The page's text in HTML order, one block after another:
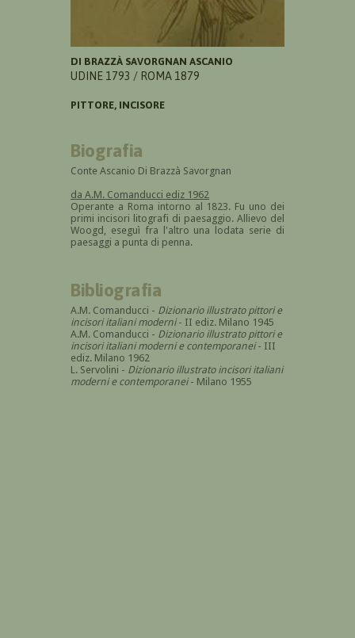
DI BRAZZÀ SAVORGNAN ASCANIO
UDINE 1793 / ROMA 1879
PITTORE, INCISORE
Biografia
Conte Ascanio Di Brazzà Savorgnan
da A.M. Comanducci ediz 1962
Operante a Roma intorno al 1823. Fu uno dei
primi incisori litografi di paesaggio. Allievo del
Woogd, eseguì fra l'altro una lodata serie di
paesaggi a punta di penna.
Bibliografia
A.M. Comanducci - Dizionario illustrato pittori e
incisori italiani moderni- II ediz. Milano 1945
A.M. Comanducci - Dizionario illustrato pittori e
incisori italiani moderni e contemporanei- III
ediz. Milano 1962
L. Servolini - Dizionario illustrato incisori italiani
moderni e contemporanei- Milano 1955